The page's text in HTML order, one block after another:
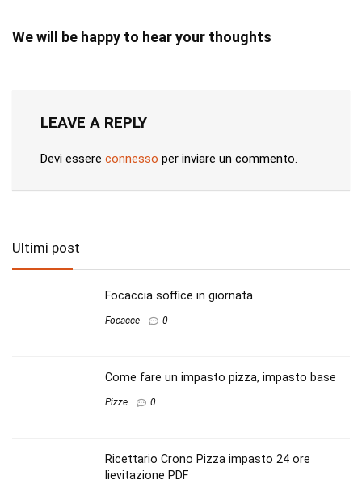
We will be happy to hear your thoughts
LEAVE A REPLY
Devi essere connesso per inviare un commento.
Ultimi post
Focaccia soffice in giornata
Focacce 0
Come fare un impasto pizza, impasto base
Pizze 0
Ricettario Crono Pizza impasto 24 ore
lievitazione PDF